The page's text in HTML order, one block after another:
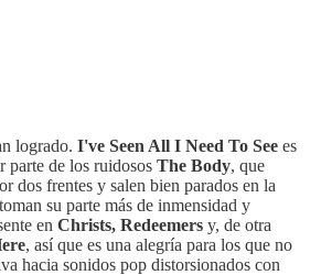
logrado. I've Seen All I Need To See es
parte de los ruidosos The Body, que
dos frentes y salen bien parados en la
su parte más de inmensidad y
en Christs, Redeemers y, de otra
, así que es una alegría para los que no
hacia sonidos pop distorsionados con